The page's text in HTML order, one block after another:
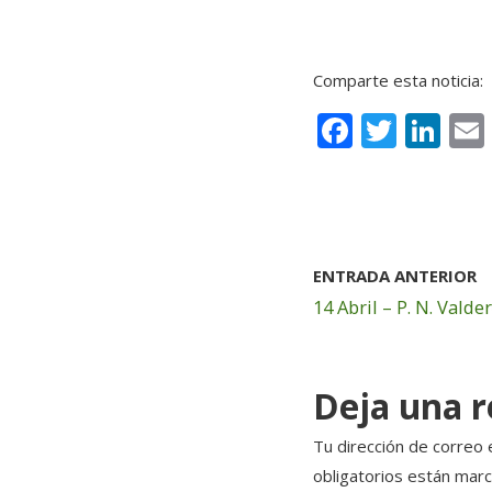
Comparte esta noticia:
F
b
o
T
r
Li
dI
n
ENTRADA ANTERIOR
14 Abril – P. N.
Deja una
Tu dirección de correo
obligatorios están